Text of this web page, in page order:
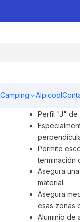
Camping Alpicool
fino acabado
Perfil "J" de
Permite
terminación
Asegura
material.
Asegura
esas zonas
Aluminio de